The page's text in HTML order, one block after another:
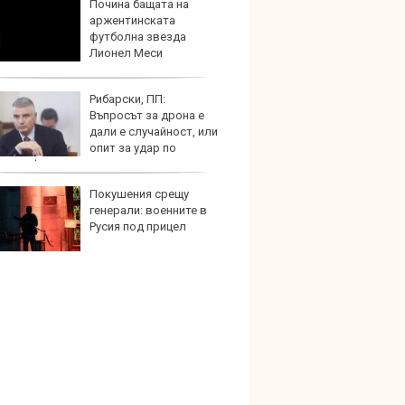
Почина бащата на
аржентинската
футболна звезда
Лионел Меси
Рибарски, ПП:
Въпросът за дрона е
дали е случайност, или
опит за удар по
инфраструктура
Покушения срещу
генерали: военните в
Русия под прицел